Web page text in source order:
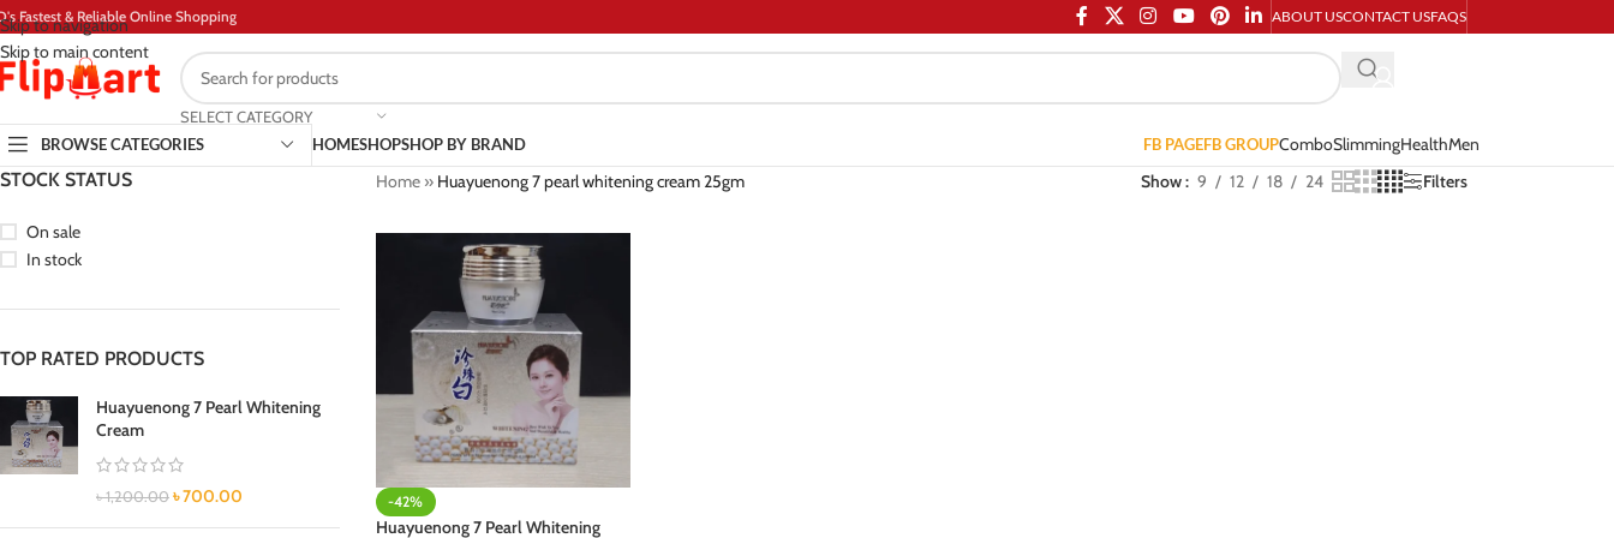
Skip to navigation
Skip to main content
Fastest & Reliable Online Shopping ABOUT USCONTACT USFAQS
SELECT CATEGORY
BROWSE CATEGORIES
HOMESHOPSHOP BY BRAND FB PAGEFB GROUPComboSlimmingHealthMen
STOCK STATUS
On sale
In stock
TOP RATED PRODUCTS
Huayuenong 7 Pearl Whitening
Cream
৳1,200.00 ৳700.00
Home» Huayuenong 7 pearl whitening cream 25gm Show 9 12 18 24 Filters
-42%
Huayuenong 7 Pearl Whitening